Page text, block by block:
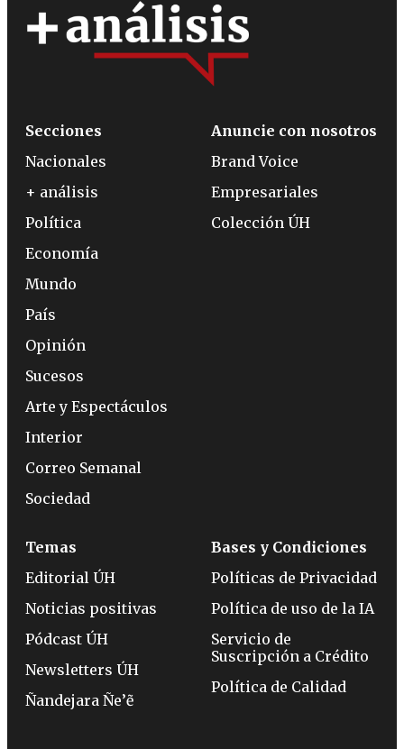
Secciones
Nacionales
+ análisis
Política
Economía
Mundo
País
Opinión
Sucesos
Arte y Espectáculos
Interior
Correo Semanal
Sociedad
Anuncie con nosotros
Brand Voice
Empresariales
Colección ÚH
Temas
Editorial ÚH
Noticias positivas
Pódcast ÚH
Newsletters ÚH
Ñandejara Ñe’ẽ
Bases y Condiciones
Políticas de Privacidad
Política de uso de la IA
Servicio de
Suscripción a Crédito
Política de Calidad